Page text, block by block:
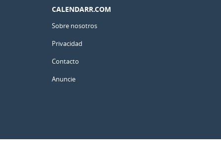
CALENDARR.COM
Sobre nosotros
Privacidad
Contacto
Anuncie